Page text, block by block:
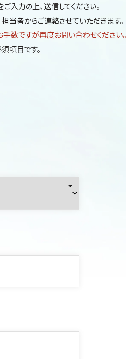
入力の上、送信してください。
当者からご連絡させていただきます。
数ですが再度お問い合わせください。
項目です。